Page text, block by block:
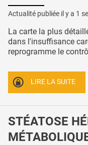
Actualité publiée il y a 1
La carte la plus
dans l'insuffisance
reprogramme le
LIRE LA SUITE
STÉATOSE